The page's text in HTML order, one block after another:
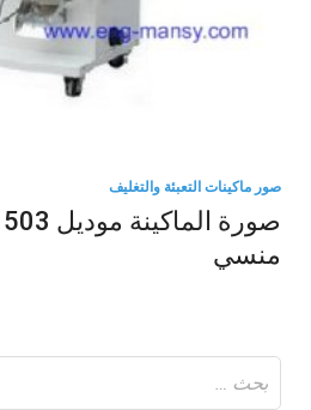
صور ماكينات التعبئة والتغليف
منسي
عن: